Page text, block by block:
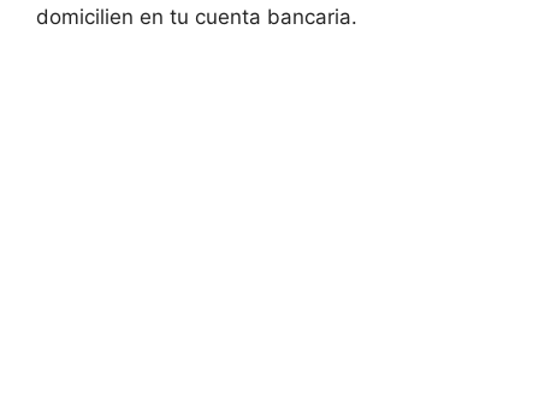
domicilien en tu cuenta bancaria.